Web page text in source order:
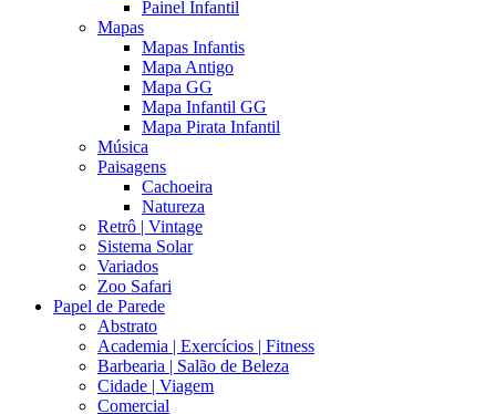
Painel Infantil
Mapas
Mapas Infantis
Mapa Antigo
Mapa GG
Mapa Infantil GG
Mapa Pirata Infantil
Música
Paisagens
Cachoeira
Natureza
Retrô | Vintage
Sistema Solar
Variados
Zoo Safari
Papel de Parede
Abstrato
Academia | Exercícios | Fitness
Barbearia | Salão de Beleza
Cidade | Viagem
Comercial